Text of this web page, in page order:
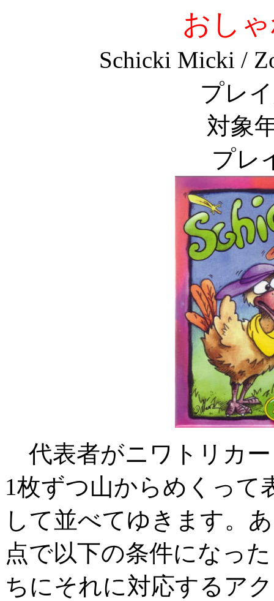
おし
Schicki Micki /
プレ
対象
プレ
代表者がニワトリカ
1枚ずつ山からめくって
して並べてゆきます。
点で以下の条件になっ
ちにそれに対応するア